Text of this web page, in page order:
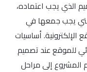
الذي يجب اعتماده،
يجب جمعها في
الإلكترونية. أساسيات
للموقع عند تصميم
المشروع إلى مراحل